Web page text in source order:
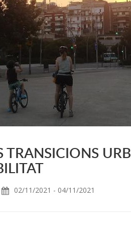
02/11/2021 - 04/11/2021